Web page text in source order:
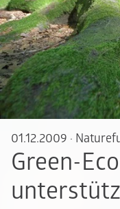
01.12.2009 ·
Green-